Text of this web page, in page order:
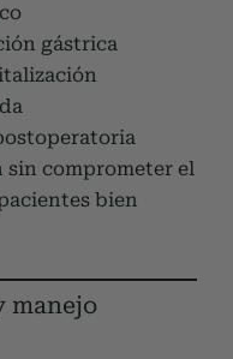
gástrica
sin comprometer el
bien
manejo